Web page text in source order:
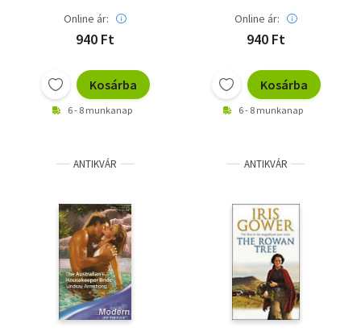
Online ár:
940 Ft
Kosárba
6 - 8 munkanap
Online ár:
940 Ft
Kosárba
6 - 8 munkanap
ANTIKVÁR ANTIKVÁR